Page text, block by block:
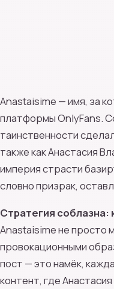
Anastaisime — имя, за
платформы OnlyFans.
таинственности
также как Анастасия
империя страсти
словно призрак,
Стратегия соблазна:
Anastaisime не просто
провокационными
пост — это намёк,
контент, где